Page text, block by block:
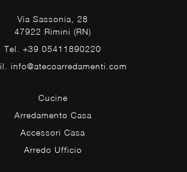
Via Sassonia, 28
47922 Rimini (RN)
Tel. +39 05411890220
info@atecoarredamenti.com
Cucine
Arredamento Casa
Accessori Casa
Arredo Ufficio